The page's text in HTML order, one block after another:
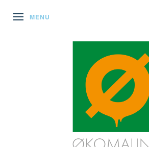
SKIFTE NAVIGATION
MENU